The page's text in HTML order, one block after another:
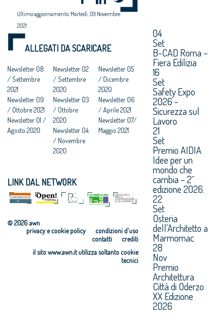
Ultimo aggiornamento: Martedì, 09 Novembre
2021
ALLEGATI DA SCARICARE
Newsletter 08
/ Settembre
2021
Newsletter 09
/ Ottobre 2021
Newsletter 01 /
Agosto 2020
Newsletter 02
/ Settembre
2020
Newsletter 03
/ Ottobre
2020
Newsletter 04
/ Novembre
2020
Newsletter 05
/ Dicembre
2020
Newsletter 06
/ Aprile 2021
Newsletter 07/
Maggio 2021
LINK DAL NETWORK
© 2026 awn
condizioni d'uso
privacy e cookie policy
crediti
contatti
il sito www.awn.it utilizza soltanto cookie
tecnici
04
Set
B-CAD Roma –
Fiera Edilizia
16
Set
Safety Expo
2026 -
Sicurezza sul
Lavoro
21
Set
Premio AIDIA
Idee per un
mondo che
cambia – 2^
edizione 2026.
22
Set
Osteria
dell'Architetto a
Marmomac
28
Nov
Premio
Architettura
Città di Oderzo
XX Edizione
2026